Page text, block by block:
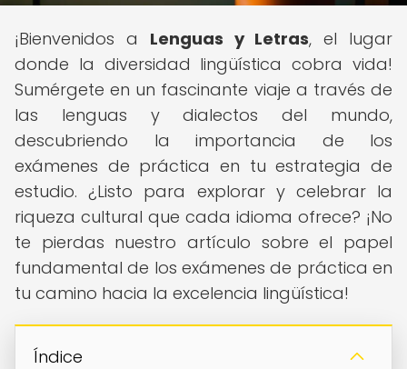
¡Bienvenidos a Lenguas y Letras, el lugar
donde la diversidad lingüística cobra vida!
Sumérgete en un fascinante viaje a través de
las lenguas y dialectos del mundo,
descubriendo la importancia de los
exámenes de práctica en tu estrategia de
estudio. ¿Listo para explorar y celebrar la
riqueza cultural que cada idioma ofrece? ¡No
te pierdas nuestro artículo sobre el papel
fundamental de los exámenes de práctica en
tu camino hacia la excelencia lingüística!
Índice